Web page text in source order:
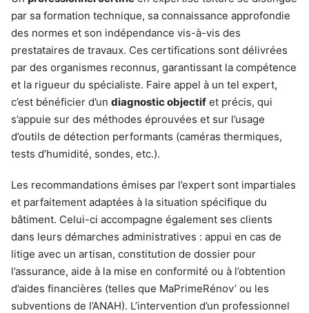
par sa formation technique, sa connaissance approfondie
des normes et son indépendance vis-à-vis des
prestataires de travaux. Ces certifications sont délivrées
par des organismes reconnus, garantissant la compétence
et la rigueur du spécialiste. Faire appel à un tel expert,
c’est bénéficier d’un diagnostic objectif et précis, qui
s’appuie sur des méthodes éprouvées et sur l’usage
d’outils de détection performants (caméras thermiques,
tests d’humidité, sondes, etc.).
Les recommandations émises par l’expert sont impartiales
et parfaitement adaptées à la situation spécifique du
bâtiment. Celui-ci accompagne également ses clients
dans leurs démarches administratives : appui en cas de
litige avec un artisan, constitution de dossier pour
l’assurance, aide à la mise en conformité ou à l’obtention
d’aides financières (telles que MaPrimeRénov’ ou les
subventions de l’ANAH). L’intervention d’un professionnel